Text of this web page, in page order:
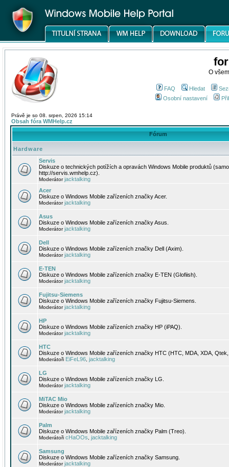
O
FAQ Hledat
Osobní nastavení
Právě je so 08. srpen, 2026 15:14
Obsah fóra WMHelp.cz
Fórum
Hardware
Servis
Diskuze o technických potížích a opravách Windows Mobile produktů
http://servis.wmhelp.cz).
Moderátorjacktalking
Acer
Diskuze o Windows Mobile zařízeních značky Acer.
Moderátorjacktalking
Asus
Diskuze o Windows Mobile zařízeních značky Asus.
Moderátorjacktalking
Dell
Diskuze o Windows Mobile zařízeních značky Dell (Axim).
Moderátorjacktalking
E-TEN
Diskuze o Windows Mobile zařízeních značky E-TEN (Glofiish).
Moderátorjacktalking
Fujitsu-Siemens
Diskuze o Windows Mobile zařízeních značky Fujitsu-Siemens.
Moderátorjacktalking
HP
Diskuze o Windows Mobile zařízeních značky HP (iPAQ).
Moderátorjacktalking
HTC
Diskuze o Windows Mobile zařízeních značky HTC (HTC, MDA, XDA,
Moderátoři EiFeL96 jacktalking
LG
Diskuze o Windows Mobile zařízeních značky LG.
Moderátorjacktalking
MiTAC Mio
Diskuze o Windows Mobile zařízeních značky Mio.
Moderátorjacktalking
Palm
Diskuze o Windows Mobile zařízeních značky Palm (Treo).
Moderátoři cHaOOs jacktalking
Samsung
Diskuze o Windows Mobile zařízeních značky Samsung.
Moderátorjacktalking